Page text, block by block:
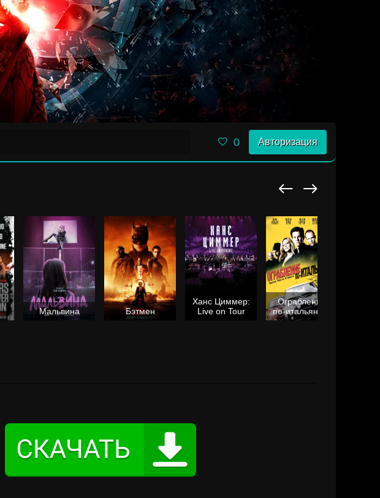
0 Авторизация
Мальвина Бэтмен
Ханс Циммер:
Live on Tour
Ограбление
по-итальянски